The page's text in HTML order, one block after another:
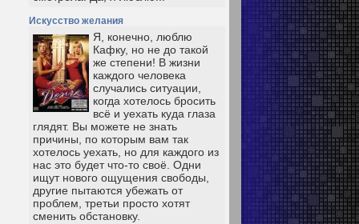
Искусство желания
Я, конечно, люблю
Кафку, но не до такой
же степени! В жизни
каждого человека
случались ситуации,
когда хотелось бросить
всё и уехать куда глаза
глядят. Вы можете не знать
причины, по которым вам так
хотелось уехать, но для каждого из
нас это будет что-то своё. Одни
ищут нового ощущения свободы,
другие пытаются убежать от
проблем, третьи просто хотят
сменить обстановку.